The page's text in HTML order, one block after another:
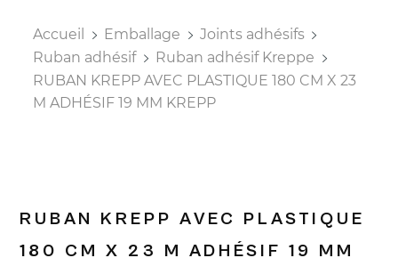
Accueil Emballage
Joints adhésifs
Ruban adhésif
Ruban adhésif Kreppe
RUBAN KREPP AVEC PLASTIQUE 180 CM X 23
M ADHÉSIF 19 MM KREPP
RUBAN KREPP AVEC PLASTIQUE
180 CM X 23 M ADHÉSIF 19 MM